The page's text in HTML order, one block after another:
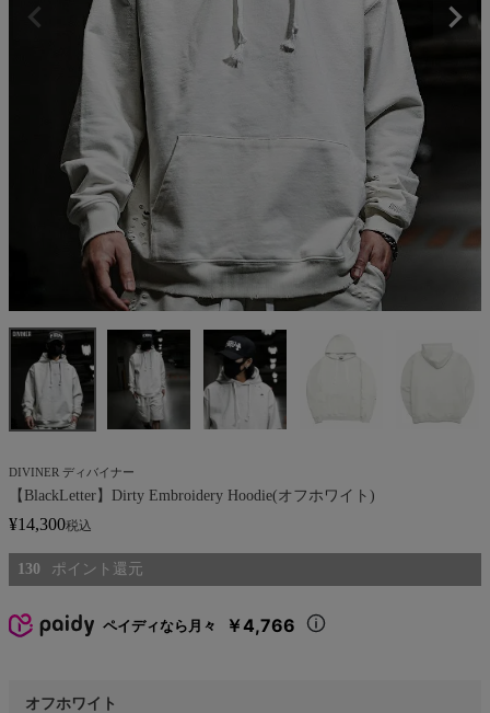
DIVINER ディバイナー
【BlackLetter】Dirty Embroidery Hoodie(オフホワイト)
¥14,300税込
130
ペイディなら月々 ￥4,766
オフホワイト